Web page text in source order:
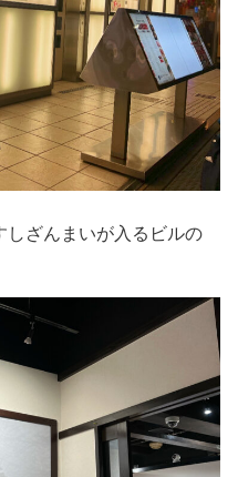
ざんまいが入るビルの